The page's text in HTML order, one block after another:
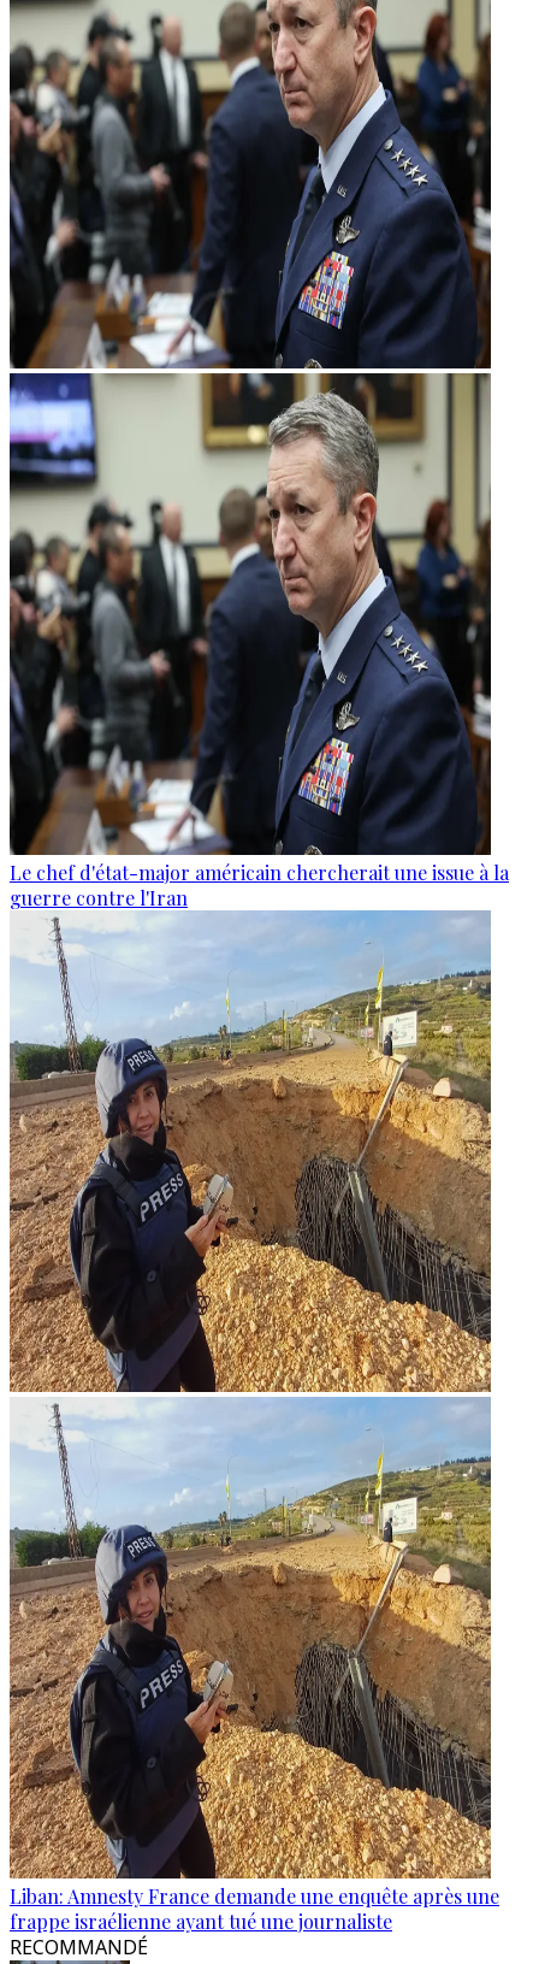
Le chef d'état-major américain chercherait une issue à la
guerre contre l'Iran
Liban: Amnesty France demande une enquête après une
frappe israélienne ayant tué une journaliste
RECOMMANDÉ